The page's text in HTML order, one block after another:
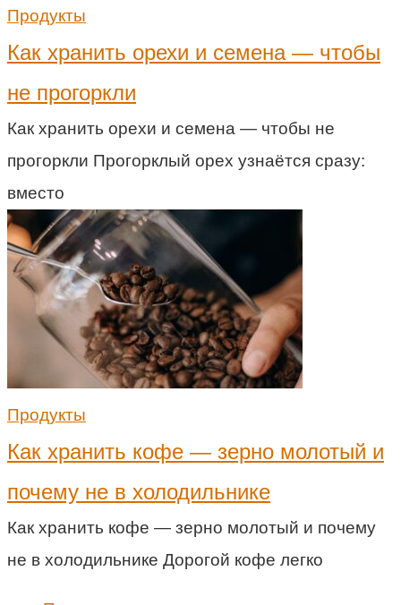
Продукты
Как хранить орехи и семена — чтобы
не прогоркли
Как хранить орехи и семена — чтобы не
прогоркли Прогорклый орех узнаётся сразу:
вместо
Продукты
Как хранить кофе — зерно молотый и
почему не в холодильнике
Как хранить кофе — зерно молотый и почему
не в холодильнике Дорогой кофе легко